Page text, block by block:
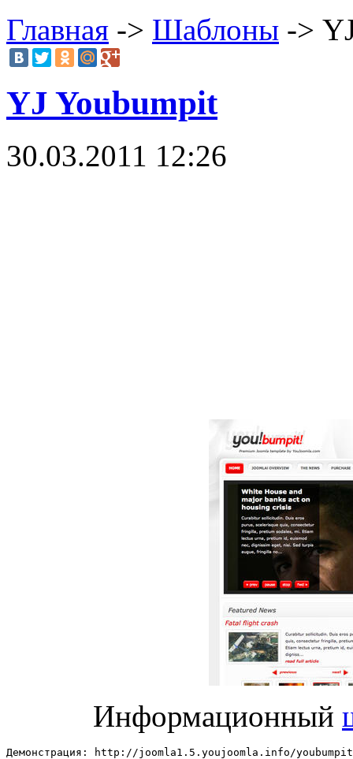
Главная -> Шаблоны ->
YJ Youbumpit
30.03.2011 12:26
Информационный
Демонстрация: http://joomla1.5.youjoomla.info/